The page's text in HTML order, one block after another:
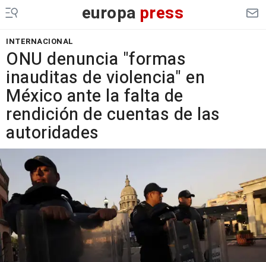
europa press
INTERNACIONAL
ONU denuncia "formas
inauditas de violencia" en
México ante la falta de
rendición de cuentas de las
autoridades